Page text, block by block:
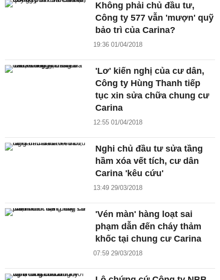
Không phải chủ đầu tư,
Công ty 577 vẫn 'mượn' quỹ
bảo trì của Carina?
19:36 01/04/2018
'Lơ' kiến nghị của cư dân,
Công ty Hùng Thanh tiếp
tục xin sửa chữa chung cư
Carina
12:55 01/04/2018
Nghi chủ đầu tư sửa tầng
hầm xóa vết tích, cư dân
Carina 'kêu cứu'
13:49 29/03/2018
'Vén màn' hàng loạt sai
phạm dẫn đến cháy thảm
khốc tại chung cư Carina
07:59 29/03/2018